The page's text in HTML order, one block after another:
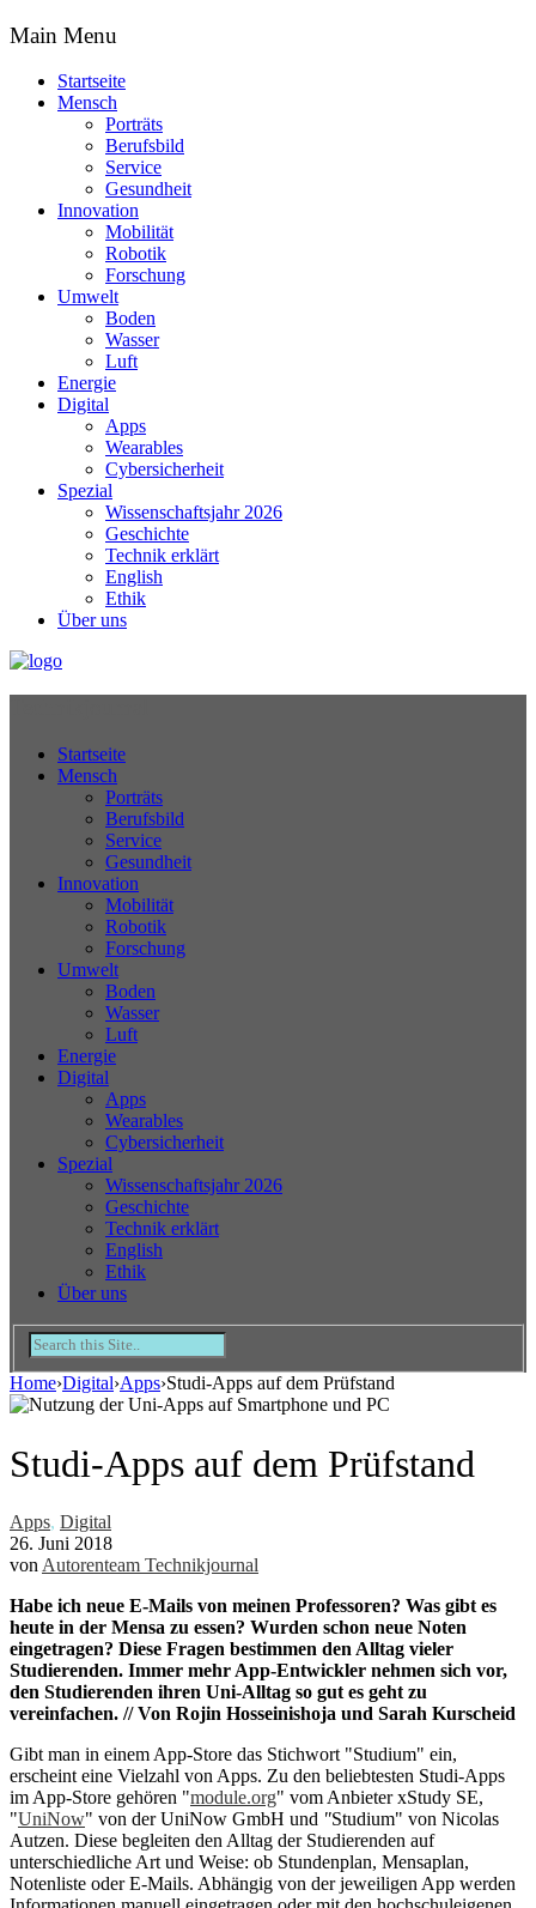
Main Menu
Startseite
Mensch
Porträts
Berufsbild
Service
Gesundheit
Innovation
Mobilität
Robotik
Forschung
Umwelt
Boden
Wasser
Luft
Energie
Digital
Apps
Wearables
Cybersicherheit
Spezial
Wissenschaftsjahr 2026
Geschichte
Technik erklärt
English
Ethik
Über uns
Startseite
Mensch
Porträts
Berufsbild
Service
Gesundheit
Innovation
Mobilität
Robotik
Forschung
Umwelt
Boden
Wasser
Luft
Energie
Digital
Apps
Wearables
Cybersicherheit
Spezial
Wissenschaftsjahr 2026
Geschichte
Technik erklärt
English
Ethik
Über uns
Home›Digital›Apps›Studi-Apps auf dem Prüfstand
Studi-Apps auf dem Prüfstand
Apps, Digital
26. Juni 2018
von Autorenteam Technikjournal
Habe ich neue E-Mails von meinen Professoren? Was gibt es
heute in der Mensa zu essen? Wurden schon neue Noten
eingetragen? Diese Fragen bestimmen den Alltag vieler
Studierenden. Immer mehr App-Entwickler nehmen sich vor,
den Studierenden ihren Uni-Alltag so gut es geht zu
vereinfachen. // Von Rojin Hosseinishoja und Sarah Kurscheid
Gibt man in einem App-Store das Stichwort "Studium" ein,
erscheint eine Vielzahl von Apps. Zu den beliebtesten Studi-Apps
im App-Store gehören "module.org" vom Anbieter xStudy SE,
"UniNow" von der UniNow GmbH und "Studium" von Nicolas
Autzen. Diese begleiten den Alltag der Studierenden auf
unterschiedliche Art und Weise: ob Stundenplan, Mensaplan,
Notenliste oder E-Mails. Abhängig von der jeweiligen App werden